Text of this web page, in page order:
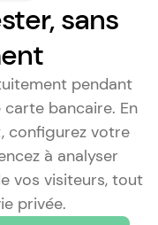
sans
pendant
bancaire. En
configurez votre
à analyser
vos visiteurs, tout
privée.